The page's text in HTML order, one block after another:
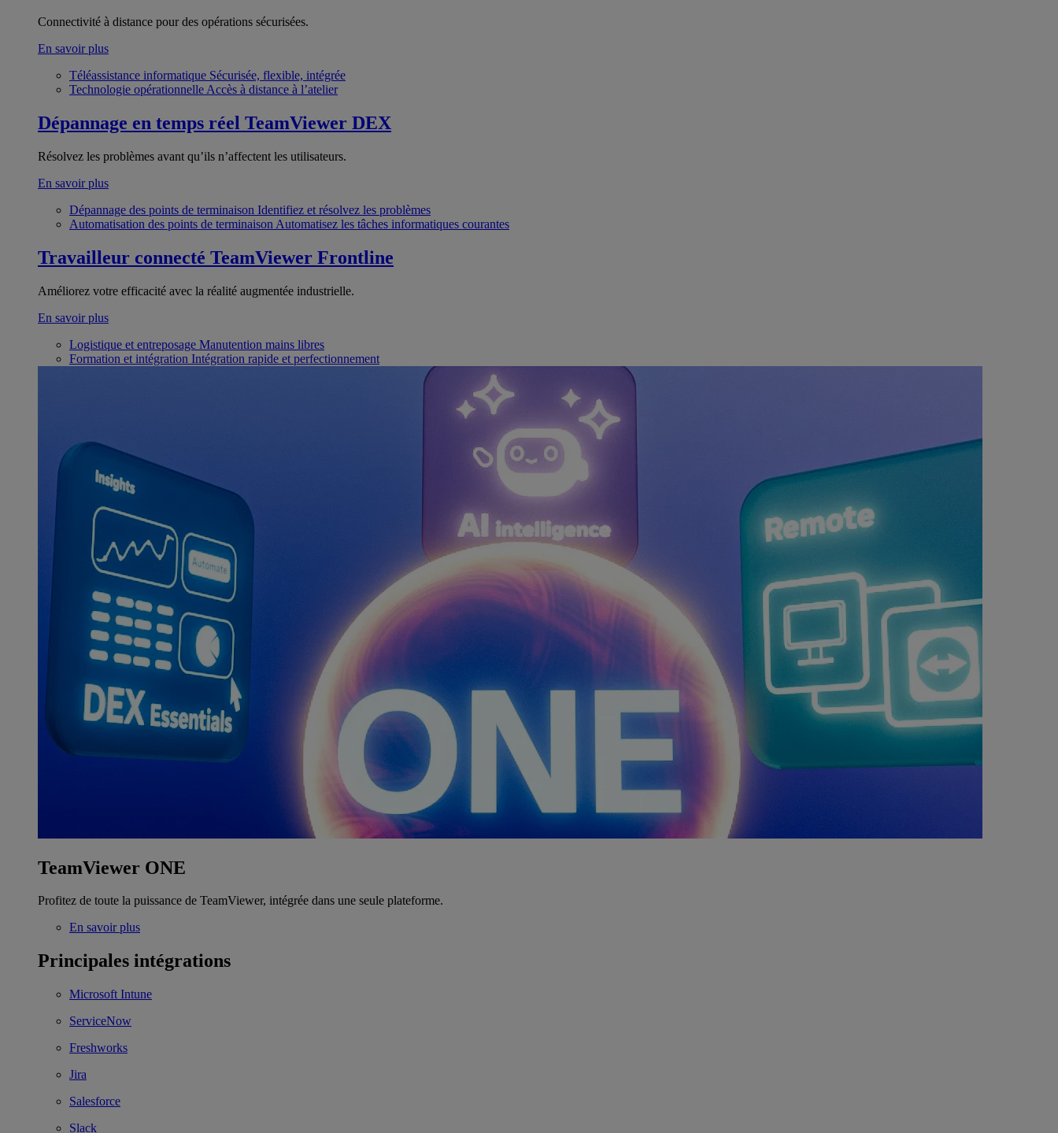
Connectivité à distance pour des opérations sécurisées.
En savoir plus
Téléassistance informatique Sécurisée, flexible, intégrée
Technologie opérationnelle Accès à distance à l’atelier
Dépannage en temps réel TeamViewer DEX
Résolvez les problèmes avant qu’ils n’affectent les utilisateurs.
En savoir plus
Dépannage des points de terminaison Identifiez et résolvez les problèmes
Automatisation des points de terminaison Automatisez les tâches informatiques courantes
Travailleur connecté TeamViewer Frontline
Améliorez votre efficacité avec la réalité augmentée industrielle.
En savoir plus
Logistique et entreposage Manutention mains libres
Formation et intégration Intégration rapide et perfectionnement
TeamViewer ONE
Profitez de toute la puissance de TeamViewer, intégrée dans une seule plateforme.
En savoir plus
Principales intégrations
Microsoft Intune
ServiceNow
Freshworks
Jira
Salesforce
Slack